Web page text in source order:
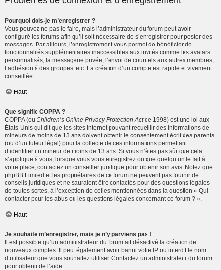
Pourquoi dois-je m’enregistrer ?
Vous pouvez ne pas le faire, mais l’administrateur du forum peut avoir
configuré les forums afin qu’il soit nécessaire de s’enregistrer pour poster des
messages. Par ailleurs, l’enregistrement vous permet de bénéficier de
fonctionnalités supplémentaires inaccessibles aux invités comme les avatars
personnalisés, la messagerie privée, l’envoi de courriels aux autres membres,
l’adhésion à des groupes, etc. La création d’un compte est rapide et vivement
conseillée.
Haut
Que signifie COPPA ?
COPPA (ou Children’s Online Privacy Protection Actde 1998) est une loi aux
États-Unis qui dit que les sites Internet pouvant recueillir des informations de
mineurs de moins de 13 ans doivent obtenir le consentement écrit des parents
(ou d’un tuteur légal) pour la collecte de ces informations permettant
d’identifier un mineur de moins de 13 ans. Si vous n’êtes pas sûr que cela
s’applique à vous, lorsque vous vous enregistrez ou que quelqu’un le fait à
votre place, contactez un conseiller juridique pour obtenir son avis. Notez que
phpBB Limited et les propriétaires de ce forum ne peuvent pas fournir de
conseils juridiques et ne sauraient être contactés pour des questions légales
de toutes sortes, à l’exception de celles mentionnées dans la question « Qui
contacter pour les abus ou les questions légales concernant ce forum ? ».
Haut
Je souhaite m’enregistrer, mais je n’y parviens pas !
Il est possible qu’un administrateur du forum ait désactivé la création de
nouveaux comptes. Il peut également avoir banni votre IP ou interdit le nom
d’utilisateur que vous souhaitez utiliser. Contactez un administrateur du forum
pour obtenir de l’aide.